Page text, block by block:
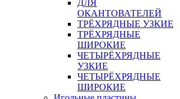
ДЛЯ
ОКАНТОВАТЕЛЕЙ
ТРЁХРЯДНЫЕ УЗКИЕ
ТРЁХРЯДНЫЕ
ШИРОКИЕ
ЧЕТЫРЁХРЯДНЫЕ
УЗКИЕ
ЧЕТЫРЁХРЯДНЫЕ
ШИРОКИЕ